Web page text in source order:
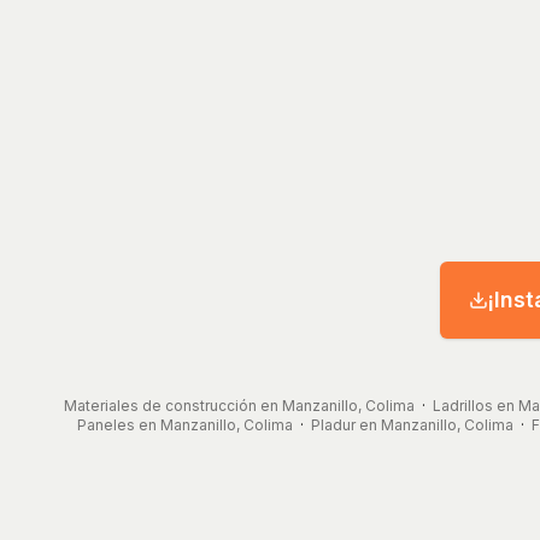
Materiales de construcción en Manzanillo, Colima · Ladrillos en
Paneles en Manzanillo, Colima · Pladur en Manzanillo, Colima ·